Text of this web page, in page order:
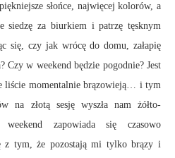
słońce, najwięcej kolorów, a
siedzę za biurkiem i patrzę tęsknym
się, czy jak wrócę do domu, załapię
Czy w weekend będzie pogodnie? Jest
liście momentalnie brązowieją… i tym
na złotą sesję wyszła nam żółto-
zapowiada się czasowo
z tym, że pozostają mi tylko brązy i